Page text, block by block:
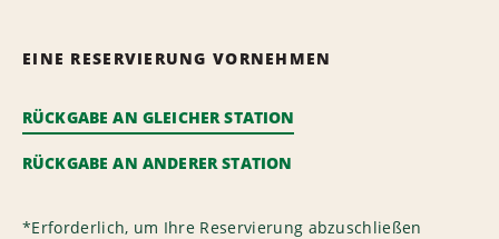
EINE RESERVIERUNG VORNEHMEN
RÜCKGABE AN GLEICHER STATION
RÜCKGABE AN ANDERER STATION
*Erforderlich, um Ihre Reservierung abzuschließen